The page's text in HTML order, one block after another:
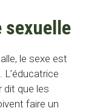
sexuelle
le sexe est
dit que les
faire un